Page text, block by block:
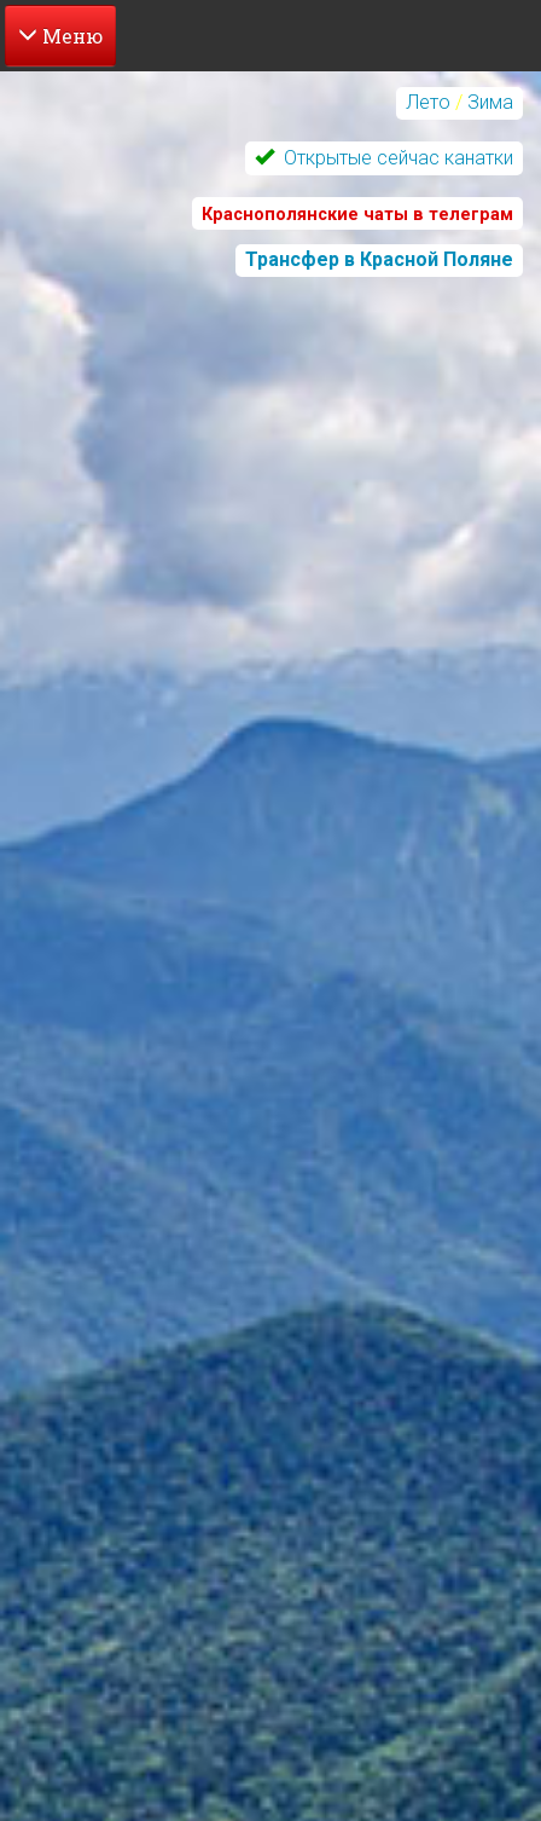
Перейти
Лето / Зима
Открытые сейчас канатки
Краснополянские чаты в телеграм
Трансфер в Красной Поляне